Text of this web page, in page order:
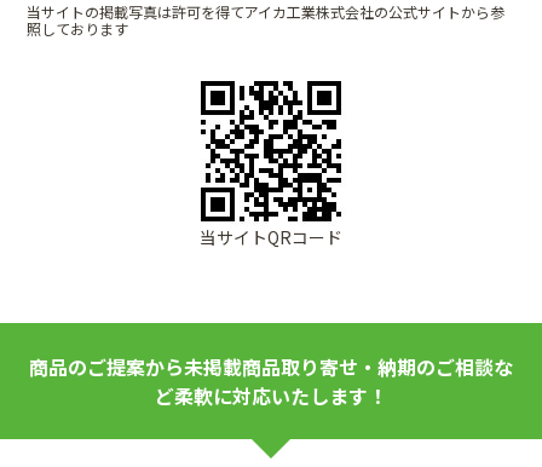
当サイトの掲載写真は許可を得てアイカ工業株式会社の公式サイトから参
照しております
当サイトQRコード
商品のご提案から未掲載商品取り寄せ・納期のご相談な
ど柔軟に対応いたします！